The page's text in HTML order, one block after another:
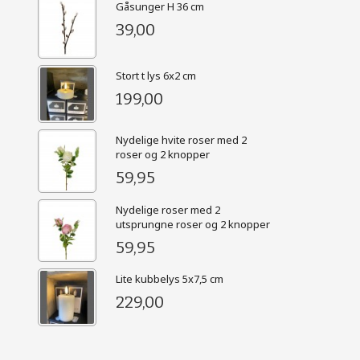
Gåsunger H 36 cm
39,00
Stort t lys 6x2 cm
199,00
Nydelige hvite roser med 2
roser og 2 knopper
59,95
Nydelige roser med 2
utsprungne roser og 2 knopper
59,95
Lite kubbelys 5x7,5 cm
229,00